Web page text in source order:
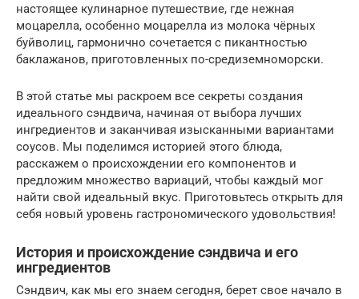
настоящее кулинарное путешествие, где нежная
моцарелла, особенно моцарелла из молока чёрных
буйволиц, гармонично сочетается с пикантностью
баклажанов, приготовленных по-средиземноморски.
В этой статье мы раскроем все секреты создания
идеального сэндвича, начиная от выбора лучших
ингредиентов и заканчивая изысканными вариантами
соусов. Мы поделимся историей этого блюда,
расскажем о происхождении его компонентов и
предложим множество вариаций, чтобы каждый мог
найти свой идеальный вкус. Приготовьтесь открыть для
себя новый уровень гастрономического удовольствия!
История и происхождение сэндвича и его
ингредиентов
Сэндвич, как мы его знаем сегодня, берет свое начало в